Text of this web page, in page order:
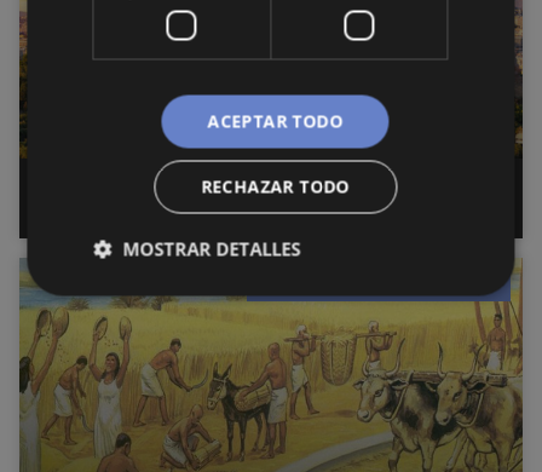
La aparición de la civilización
ACEPTAR TODO
RECHAZAR TODO
MOSTRAR DETALLES